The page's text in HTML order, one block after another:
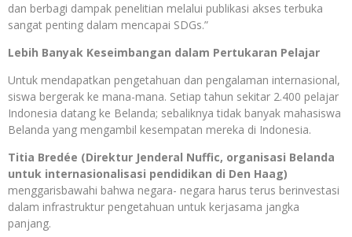
dan berbagi dampak penelitian melalui publikasi akses terbuka
sangat penting dalam mencapai SDGs.”
Lebih Banyak Keseimbangan dalam Pertukaran Pelajar
Untuk mendapatkan pengetahuan dan pengalaman internasional,
siswa bergerak ke mana-mana. Setiap tahun sekitar 2.400 pelajar
Indonesia datang ke Belanda; sebaliknya tidak banyak mahasiswa
Belanda yang mengambil kesempatan mereka di Indonesia.
Titia Bredée (Direktur Jenderal Nuffic, organisasi Belanda
untuk internasionalisasi pendidikan di Den Haag)
menggarisbawahi bahwa negara- negara harus terus berinvestasi
dalam infrastruktur pengetahuan untuk kerjasama jangka
panjang.